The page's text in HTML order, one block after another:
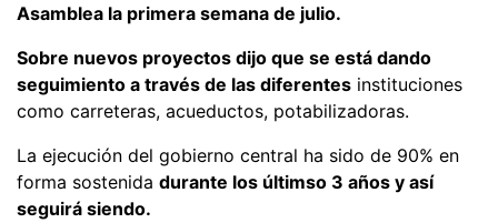
Asamblea la primera semana de julio.
Sobre nuevos proyectos dijo que se está dando
seguimiento a través de las diferentes instituciones
como carreteras, acueductos, potabilizadoras.
La ejecución del gobierno central ha sido de 90% en
forma sostenida durante los últimso 3 años y así
seguirá siendo.